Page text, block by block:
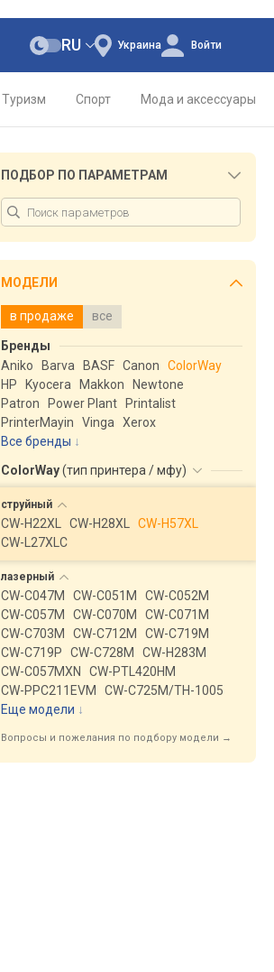
Украина
RU Войти
Туризм Спорт Мода и аксессуары
ПОДБОР ПО ПАРАМЕТРАМ
МОДЕЛИ
в продаже все
Бренды
Aniko
Barva BASF Canon
ColorWay
HP
Kyocera Makkon
Newtone
Patron
Power Plant
Printalist
PrinterMayin
Vinga
Xerox
Все бренды
ColorWay(тип принтера / мфу)
струйный
CW-H22XL CW-H28XL
CW-H57XL
CW-L27XLC
лазерный
CW-C047M CW-C051M
CW-C052M
CW-C057M
CW-C070M
CW-C071M
CW-C703M
CW-C712M
CW-C719M
CW-C719P
CW-C728M
CW-H283M
CW-C057MXN
CW-PTL420HM
CW-PPC211EVM
CW-C725M/TH-1005
Еще модели ↓
Вопросы и пожелания по подбору модели →